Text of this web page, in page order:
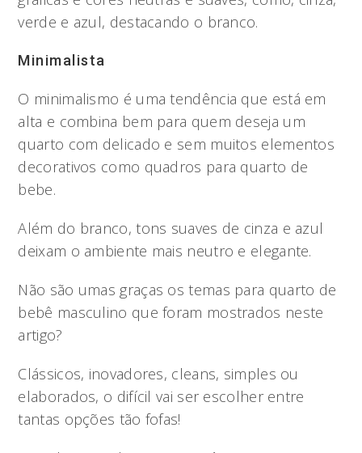
verde e azul, destacando o branco.
Minimalista
O minimalismo é uma tendência que está em
alta e combina bem para quem deseja um
quarto com delicado e sem muitos elementos
decorativos como quadros para quarto de
bebe.
Além do branco, tons suaves de cinza e azul
deixam o ambiente mais neutro e elegante.
Não são umas graças os temas para quarto de
bebê masculino que foram mostrados neste
artigo?
Clássicos, inovadores, cleans, simples ou
elaborados, o difícil vai ser escolher entre
tantas opções tão fofas!